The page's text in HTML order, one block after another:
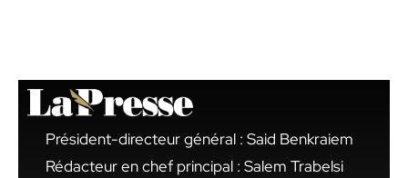
Président-directeur général : Said Benkraiem
Rédacteur en chef principal : Salem Trabelsi